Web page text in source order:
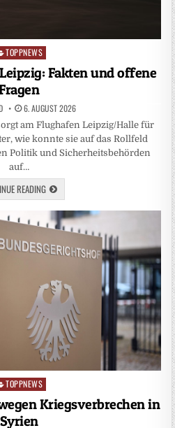
TOPPNEWS
Fakten und offene
6. AUGUST 2026
am Flughafen Leipzig/Halle für
wie konnte sie auf das Rollfeld
Politik und Sicherheitsbehörden
auf…
READING
TOPPNEWS
Kriegsverbrechen in
Syrien